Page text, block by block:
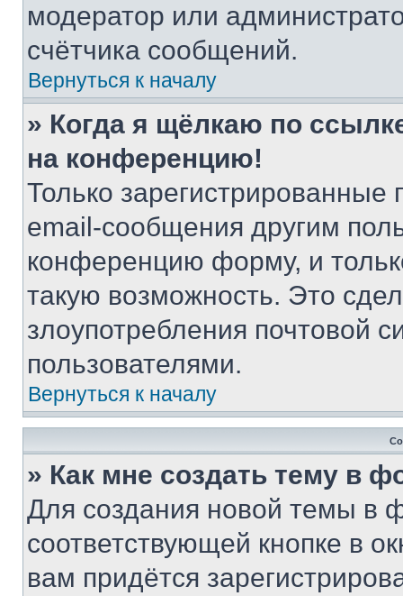
модератор или
счётчика сообщений.
Вернуться к началу
» Когда я щёлкаю по
на конференцию!
Только зарегистрированные
email-сообщения другим
конференцию форму, и
такую возможность. Это
злоупотребления почтовой
пользователями.
Вернуться к началу
» Как мне создать тему в
Для создания новой темы в
соответствующей кнопке в
вам придётся